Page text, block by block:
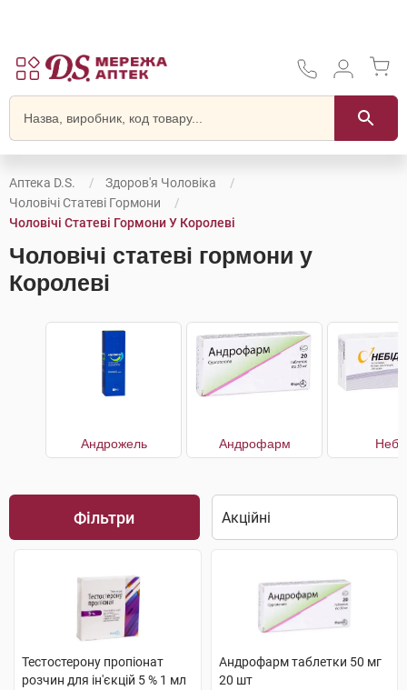
Аптека D.S.
Здоров'я Чоловіка
Чоловічі Статеві Гормони
Чоловічі Статеві Гормони У Королеві
Чоловічі статеві гормони у
Королеві
Андрожель Андрофарм
Фільтри
Тестостерону пропіонат
розчин для ін'єкцій 5 % 1 мл
Андрофарм таблетки 50 мг
20 шт